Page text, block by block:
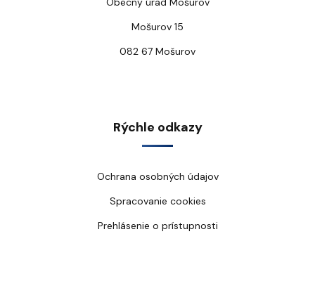
Mošurov 15
082 67 Mošurov
Rýchle odkazy
Ochrana osobných údajov
Spracovanie cookies
Prehlásenie o prístupnosti